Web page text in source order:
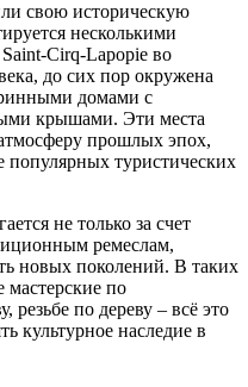
свою историческую
несколькими
Cirq-Lapopie во
до сих пор окружена
домами с
крышами. Эти места
прошлых эпох,
популярных туристических
не только за счет
ремеслам,
новых поколений. В таких
мастерские по
резьбе по дереву – всё это
культурное наследие в